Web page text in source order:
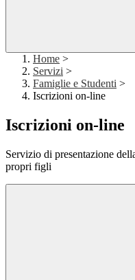
Home >
Servizi >
Famiglie e Studenti >
Iscrizioni on-line
Iscrizioni on-line
Servizio di presentazione
propri figli